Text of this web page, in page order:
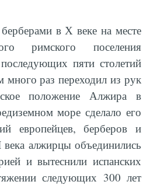
в Х веке на месте
римского поселения
пяти столетий
много раз переходил из рук
положение Алжира в
море сделало его
европейцев, берберов и
алжирцы объединились
и вытеснили испанских
следующих 300 лет